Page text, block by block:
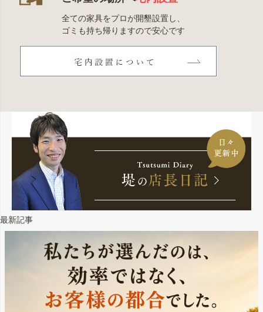
全ての家具をプロが開墾設置し、
ゴミも持ち帰りますので安心です
最新記事